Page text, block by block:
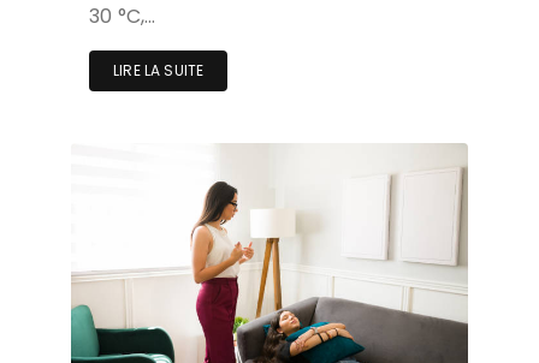
30 °C,…
LIRE LA SUITE